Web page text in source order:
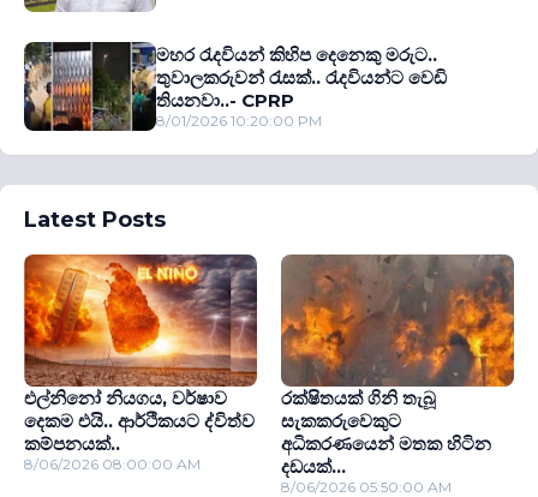
මහර රැදවියන් කිහිප දෙනෙකු මරුට..
තුවාලකරුවන් රැසක්.. රැදවියන්ට වෙඩි
තියනවා..- CPRP
8/01/2026 10:20:00 PM
Latest Posts
එල්නිනෝ නියගය, වර්ෂාව
දෙකම එයි.. ආර්ථිකයට ද්විත්ව
කම්පනයක්..
8/06/2026 08:00:00 AM
රක්ෂිතයක් ගිනි තැබූ
සැකකරුවෙකුට
අධිකරණයෙන් මතක හිටින
දඩයක්...
8/06/2026 05:50:00 AM